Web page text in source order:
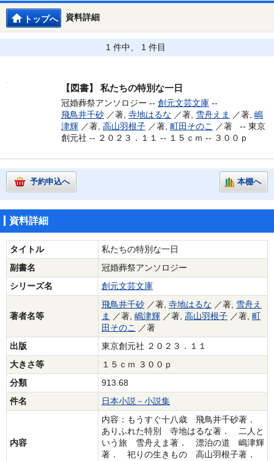
資料詳細
トップへ
1 件中、 1 件目
【図書】 私たちの特別な一日
冠婚葬祭アンソロジー -- 創元文芸文庫 --
飛鳥井千砂 ／著, 寺地はるな ／著, 雪舟えま ／著, 嶋
津輝 ／著, 高山羽根子 ／著, 町田そのこ ／著 -- 東京
創元社 -- ２０２３．１１ -- １５ｃｍ -- ３００ｐ
予約申込へ 本棚へ
資料詳細
タイトル
私たちの特別な一日
副書名
冠婚葬祭アンソロジー
シリーズ名
創元文芸文庫
著者名等
飛鳥井千砂 ／著, 寺地はるな ／著, 雪舟え
ま ／著, 嶋津輝 ／著, 高山羽根子 ／著, 町
田そのこ ／著
出版
東京創元社 ２０２３．１１
大きさ等
１５ｃｍ ３００ｐ
分類
913.68
件名
日本小説－小説集
内容
内容：もうすぐ十八歳 飛鳥井千砂著．
ありふれた特別 寺地はるな著． 二人と
いう旅 雪舟えま著． 漂泊の道 嶋津輝
著． 祀りの生きもの 高山羽根子著．